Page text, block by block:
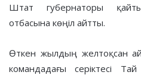
Штат губернаторы
отбасына көңіл айтты.
Өткен жылдың желтоқсан
командадағы серіктесі